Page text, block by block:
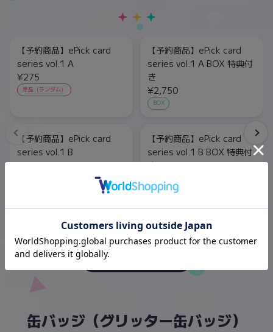
【予約商品】ePick card
series vol.1 A
¥275
単品（ランダム）
【予約商品】ePick card
series vol.1 A BOX 特典付
き
¥2,750
BOX
【予約商品】ePick card
series vol.1 B
¥275
【予約商品】ePick card
series vol.1 B BOX 特典付
き
¥2,750
BOX
缶バッジ（グリッター缶バッジ）